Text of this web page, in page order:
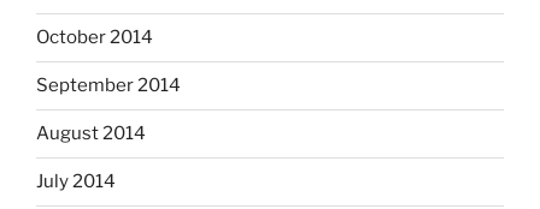
October 2014
September 2014
August 2014
July 2014